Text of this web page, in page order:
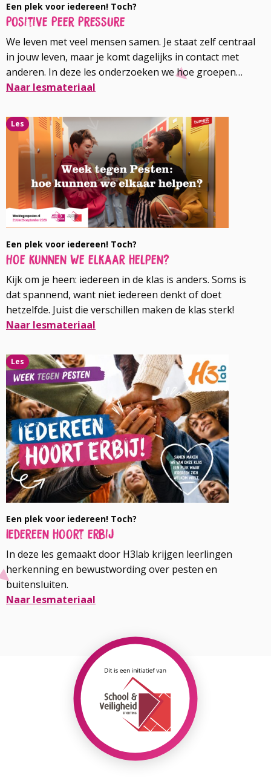
Een plek voor iedereen! Toch?
Positive Peer Pressure
We leven met veel mensen samen. Je staat zelf centraal
in jouw leven, maar je komt dagelijks in contact met
anderen. In deze les onderzoeken we hoe groepen
functioneren en welke rol je daarin hebt. En wat
Naar lesmateriaal
meer
over
Les
Een plek voor iedereen! Toch?
Hoe kunnen we elkaar helpen?
Kijk om je heen: iedereen in de klas is anders. Soms is
dat spannend, want niet iedereen denkt of doet
hetzelfde. Juist die verschillen maken de klas sterk!
Naar lesmateriaal
meer
over
Les
Een plek voor iedereen! Toch?
Iedereen hoort erbij
In deze les gemaakt door H3lab krijgen leerlingen
herkenning en bewustwording over pesten en
buitensluiten.
Naar lesmateriaal